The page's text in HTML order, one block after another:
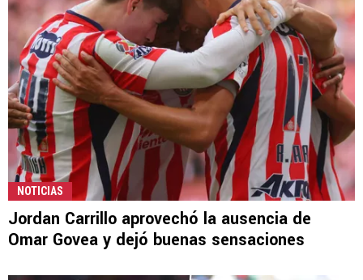
NOTICIAS
Jordan Carrillo aprovechó la ausencia de
Omar Govea y dejó buenas sensaciones